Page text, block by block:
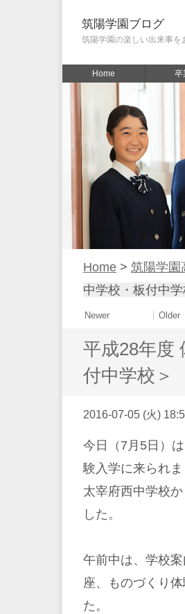
筑陽学園ブログ
筑陽学園の楽しい出来事を
Home 卒
Home > 筑陽学園
中学校・板付中学
Newer Older
平成28年度
付中学校＞
2016-07-05 (火)
今日（7月5日）
験入学に来られま
太宰府西中学校
した。
午前中は、学校
座、ものづくり
た。